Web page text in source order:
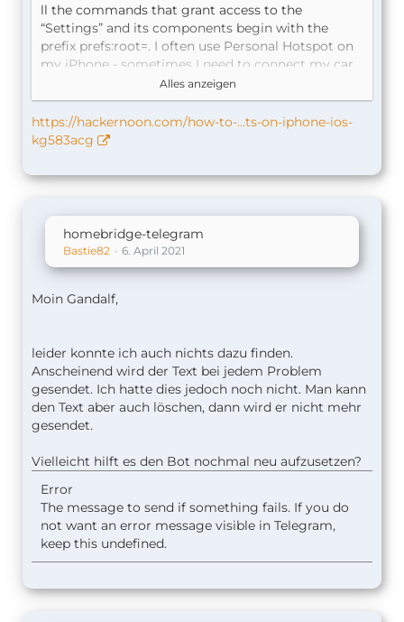
ll the commands that grant access to the
“Settings” and its components begin with the
prefix prefs:root=. I often use Personal Hotspot on
my iPhone - sometimes I need to connect my car
navigator to the Internet so that it shows me
traffic jams. But to get to this feature, you need to
run
the “Settings” app and to select the “Personal
actions. Let’s create a shortcut that opens this
Open “Shortcuts” and select “Create Shortcut”. Tap
“Add Action” and then tap on the Internet icon.
Scroll down the list and select "URL-address". In the
prefs: root = INTERNET_TETHERING instead. We've
need to transfer this variable to the application
that will process it.
Tap the «+» button below, select «Internet» again,
then select «Safari» and «Open URLs». This
from the previous line, so you don't need to
prefs:root=INTERNET_TETHERING to the «Safari»
command, → "Open URLs", the system won't be
able to process it correctly.
shortcut and the icon will appear in the
Alles anzeigen
https://hackernoon.com/how-to-…ts-on-iphone-ios-
kg583acg
homebridge-telegram
Bastie82 6. April 2021
Moin Gandalf,
leider konnte ich auch nichts dazu finden.
Anscheinend wird der Text bei jedem Problem
gesendet. Ich hatte dies jedoch noch nicht. Man kann
den Text aber auch löschen, dann wird er nicht mehr
gesendet.
Vielleicht hilft es den Bot nochmal neu aufzusetzen?
Error
The message to send if something fails. If you do
not want an error message visible in Telegram,
keep this undefined.